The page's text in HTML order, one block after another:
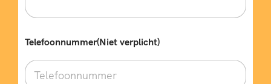
Telefoonnummer(Niet verplicht)